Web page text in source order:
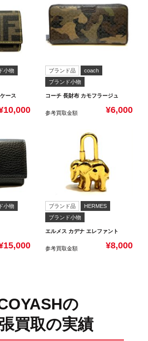
小物
ース
ブランド品
coach
ブランド小物
コーチ 長財布 カモフラージュ
参考買取金額 ¥6,000
小物
ブランド品
HERMES
ブランド小物
エルメス カデナ エレファント
参考買取金額 ¥8,000
の
買取の実績